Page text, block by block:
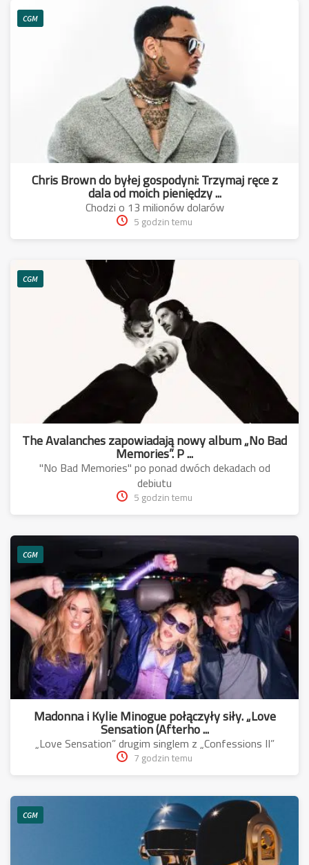
CGM
Chris Brown do byłej gospodyni: Trzymaj ręce z
dala od moich pieniędzy ...
Chodzi o 13 milionów dolarów
5 godzin temu
CGM
The Avalanches zapowiadają nowy album „No Bad
Memories”. P ...
"No Bad Memories" po ponad dwóch dekadach od
debiutu
5 godzin temu
CGM
Madonna i Kylie Minogue połączyły siły. „Love
Sensation (Afterho ...
„Love Sensation” drugim singlem z „Confessions II”
7 godzin temu
CGM